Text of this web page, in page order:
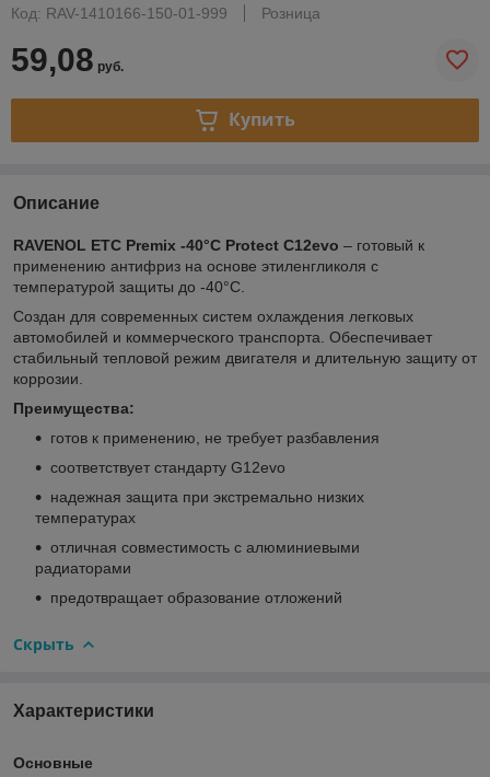
Код: RAV-1410166-150-01-999
Розница
59,08 руб.
Купить
Описание
RAVENOL ETC Premix -40°C Protect C12evo – готовый к
применению антифриз на основе этиленгликоля с
температурой защиты до -40°C.
Создан для современных систем охлаждения легковых
автомобилей и коммерческого транспорта. Обеспечивает
стабильный тепловой режим двигателя и длительную защиту от
коррозии.
Преимущества:
готов к применению, не требует разбавления
соответствует стандарту G12evo
надежная защита при экстремально низких
температурах
отличная совместимость с алюминиевыми
радиаторами
предотвращает образование отложений
Скрыть
Характеристики
Основные